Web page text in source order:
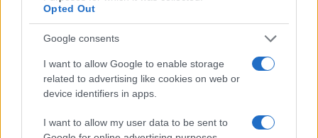
Opted Out
Google consents
I want to allow Google to enable storage
related to advertising like cookies on web or
device identifiers in apps.
I want to allow my user data to be sent to
F
a
ce
b
T
w
it
te
Pi
n
te
re
W
at
s
S
a
re
Articolo precedente
Prossimo articolo